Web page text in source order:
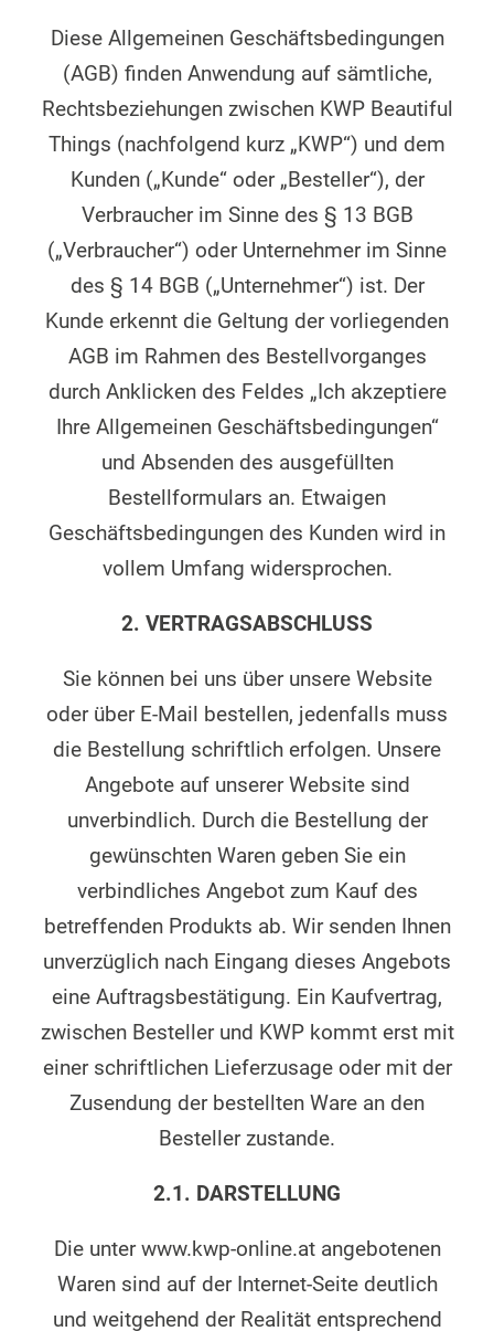
Diese Allgemeinen Geschäftsbedingungen
(AGB) finden Anwendung auf sämtliche,
Rechtsbeziehungen zwischen KWP Beautiful
Things (nachfolgend kurz „KWP“) und dem
Kunden („Kunde“ oder „Besteller“), der
Verbraucher im Sinne des § 13 BGB
(„Verbraucher“) oder Unternehmer im Sinne
des § 14 BGB („Unternehmer“) ist. Der
Kunde erkennt die Geltung der vorliegenden
AGB im Rahmen des Bestellvorganges
durch Anklicken des Feldes „Ich akzeptiere
Ihre Allgemeinen Geschäftsbedingungen“
und Absenden des ausgefüllten
Bestellformulars an. Etwaigen
Geschäftsbedingungen des Kunden wird in
vollem Umfang widersprochen.
2. VERTRAGSABSCHLUSS
Sie können bei uns über unsere Website
oder über E-Mail bestellen, jedenfalls muss
die Bestellung schriftlich erfolgen. Unsere
Angebote auf unserer Website sind
unverbindlich. Durch die Bestellung der
gewünschten Waren geben Sie ein
verbindliches Angebot zum Kauf des
betreffenden Produkts ab. Wir senden Ihnen
unverzüglich nach Eingang dieses Angebots
eine Auftragsbestätigung. Ein Kaufvertrag,
zwischen Besteller und KWP kommt erst mit
einer schriftlichen Lieferzusage oder mit der
Zusendung der bestellten Ware an den
Besteller zustande.
2.1. DARSTELLUNG
Die unter www.kwp-online.at angebotenen
Waren sind auf der Internet-Seite deutlich
und weitgehend der Realität entsprechend